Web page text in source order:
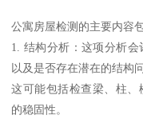
公寓房屋检测的主要内容
1. 结构分析：这项分析会
以及是否存在潜在的结构问
这可能包括检查梁、柱
的稳固性。